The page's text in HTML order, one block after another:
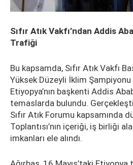
Sıfır Atık Vakfı’ndan Addis
Trafiği
Bu kapsamda, Sıfır Atık Vakfı
Yüksek Düzeyli İklim Şampiyonu
Etiyopya’nın başkenti Addis
temaslarda bulundu.
Sıfır Atık Forumu kapsamında
Toplantısı’nın içeriği, iş birliği
imkanları ele alındı.